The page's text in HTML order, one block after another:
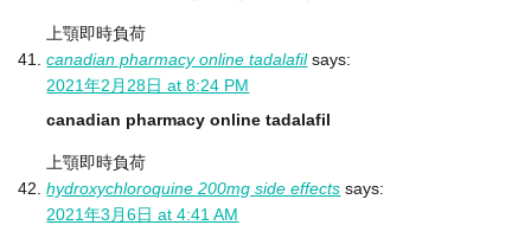
上顎即時負荷
canadian pharmacy online tadalafil says:
2021年2月28日 at 8:24 PM
canadian pharmacy online tadalafil
上顎即時負荷
hydroxychloroquine 200mg side effects says:
2021年3月6日 at 4:41 AM